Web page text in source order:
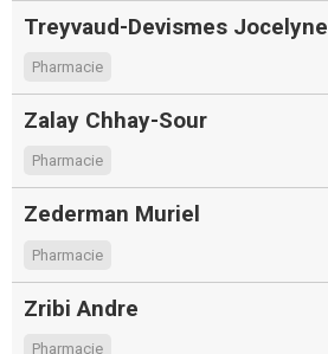
Treyvaud-Devismes Jocelyne
Pharmacie
Zalay Chhay-Sour
Pharmacie
Zederman Muriel
Pharmacie
Zribi Andre
Pharmacie